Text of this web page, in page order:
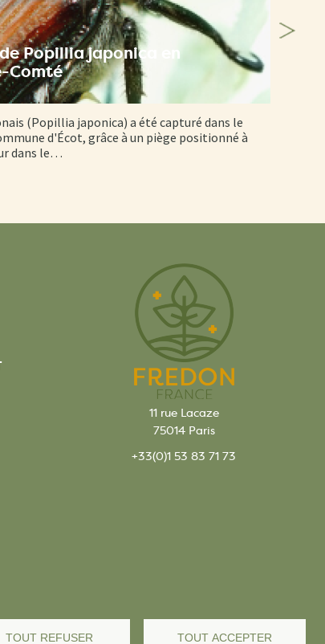
Popillia japonica en
Comté
(Popillia japonica) a été capturé dans le
d'Écot, grâce à un piège positionné à
dans le…
11 rue Lacaze
75014 Paris
+33(0)1 53 83 71 73
TOUT REFUSER TOUT ACCEPTER